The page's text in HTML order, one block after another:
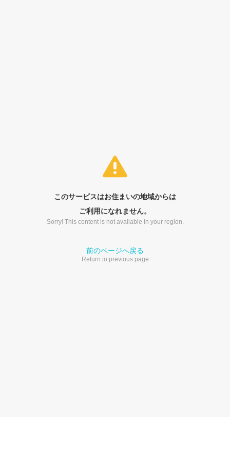
このサービスはお住まいの地域からは
ご利用になれません。
Sorry! This content is not available in your region.
前のページへ戻る
Return to previous page